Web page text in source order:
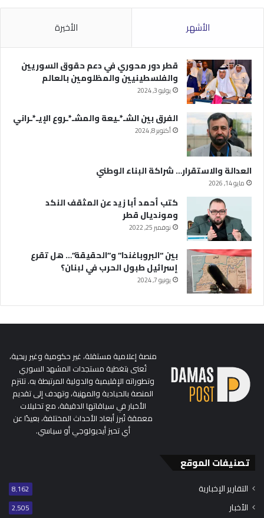
الأشهر الأخيرة
قطر دور محوري في دعم حقوق السوريين
والفلسطينيين والمظلومين بالعالم
يوليو 3, 2024
الفرق بين الشـ*ـيعة والمشـ*ـروع الإيـ*ـراني
أكتوبر 8, 2024
العدالة والاستقرار… شراكة البناء الوطني
مايو 14, 2026
كتب أحمد أبا زيد عن المثقف النكد
ومونديال قطر
نوفمبر 25, 2022
بين “البروباغندا” و”الحقيقة”… هل تقرع
إسرائيل طبول الحرب في لبنان؟
يونيو 7, 2024
منصة إعلامية مستقلة، غير حكومية وغير ربحية،
تُعنى بتغطية مستجدات المشهد السوري
وتطوراته الإقليمية والدولية المرتبطة به. تلتزم
المنصة بالحيادية والمهنية، وتهدف إلى تقديم
الأخبار في سياقاتها الدقيقة، مع تحليلات
معمقة تُبرز أبعاد الأحداث المختلفة، بعيدًا عن
أي تحيز أيديولوجي أو سياسي.
تصنيفات الموقع
التقارير الإخبارية 8٬162
الأخبار 2٬505